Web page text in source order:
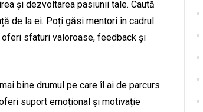
și dezvoltarea pasiunii tale. Caută
de la ei. Poți găsi mentori în cadrul
sfaturi valoroase, feedback și
bine drumul pe care îl ai de parcurs
suport emoțional și motivație